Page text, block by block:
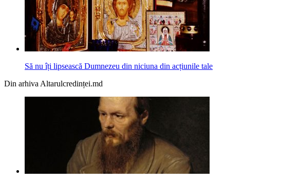
Să nu îți lipsească Dumnezeu din niciuna din acțiunile tale
Din arhiva Altarulcredinței.md